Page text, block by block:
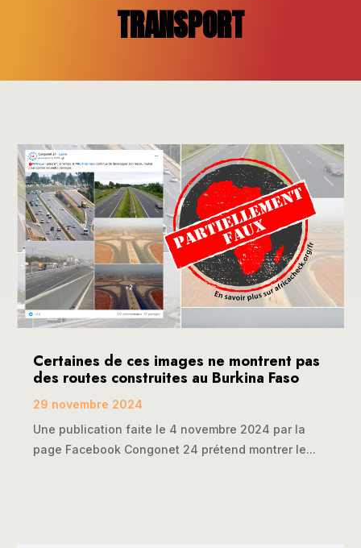
TRANSPORT
Certaines de ces images ne montrent pas
des routes construites au Burkina Faso
29 novembre 2024
Une publication faite le 4 novembre 2024 par la
page Facebook Congonet 24 prétend montrer le...